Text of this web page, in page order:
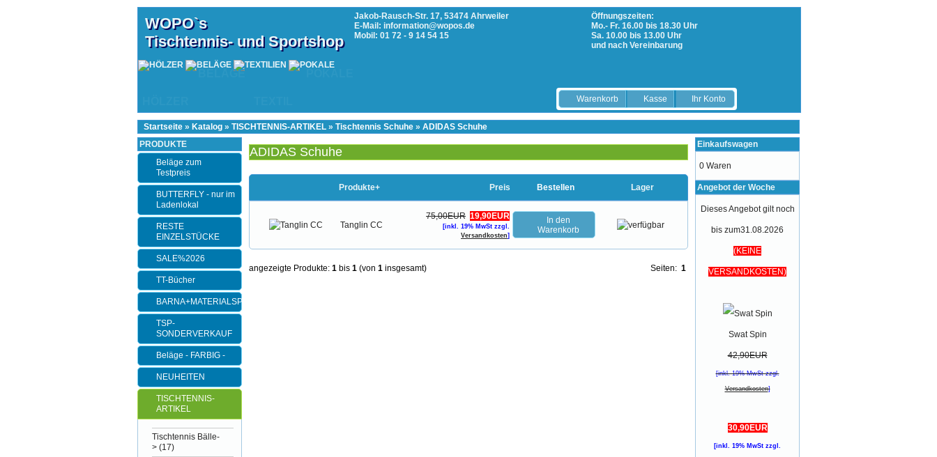
WOPO`s
Tischtennis- und Sportshop
Jakob-Rausch-Str. 17, 53474 Ahrweiler
E-Mail: information@wopos.de
Mobil: 01 72 - 9 14 54 15
Öffnungszeiten:
Mo.- Fr. 16.00 bis 18.30 Uhr
Sa. 10.00 bis 13.00 Uhr
und nach Vereinbarung
BELÄGE
Warenkorb Kasse Ihr Konto
Startseite » Katalog » TISCHTENNIS-ARTIKEL » Tischtennis Schuhe » ADIDAS Schuhe
ADIDAS Schuhe
Produkte+ Preis Bestellen Lager
Tanglin CC
75,00EUR 19,90EUR
[inkl. 19% MwSt zzgl.
Versandkosten]
In den
Warenkorb
Seiten: 1
angezeigte Produkte: 1 bis 1 (von 1 insgesamt)
PRODUKTE
Beläge zum
Testpreis
BUTTERFLY - nur im
Ladenlokal
RESTE
EINZELSTÜCKE
SALE%2026
TT-Bücher
BARNA+MATERIALSPEZI
TSP-
SONDERVERKAUF
Beläge - FARBIG -
NEUHEITEN
TISCHTENNIS-
ARTIKEL
Tischtennis Bälle-
> (17)
Einkaufswagen
0 Waren
Angebot der Woche
Dieses Angebot gilt noch
bis zum31.08.2026
(KEINE
VERSANDKOSTEN)
Swat Spin
42,90EUR
[inkl. 19% MwSt zzgl.
Versandkosten]
30,90EUR
[inkl. 19% MwSt zzgl.